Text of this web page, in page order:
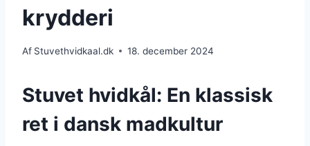
krydderi
Af Stuvethvidkaal.dk 18. december 2024
Stuvet hvidkål: En klassisk
ret i dansk madkultur